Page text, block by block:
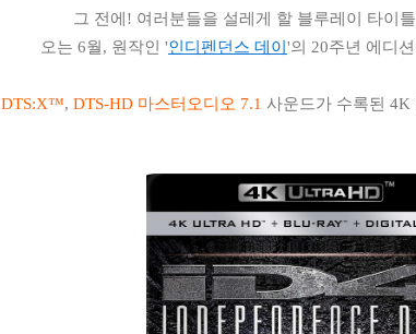
그 전에! 여러분들을 설레게 할 블루레이 타이
오는 6월, 원작인 '인디펜던스 데이'의 20주년 에디
DTS:X™, DTS-HD 마스터오디오 7.1 사운드가 수록된 4K